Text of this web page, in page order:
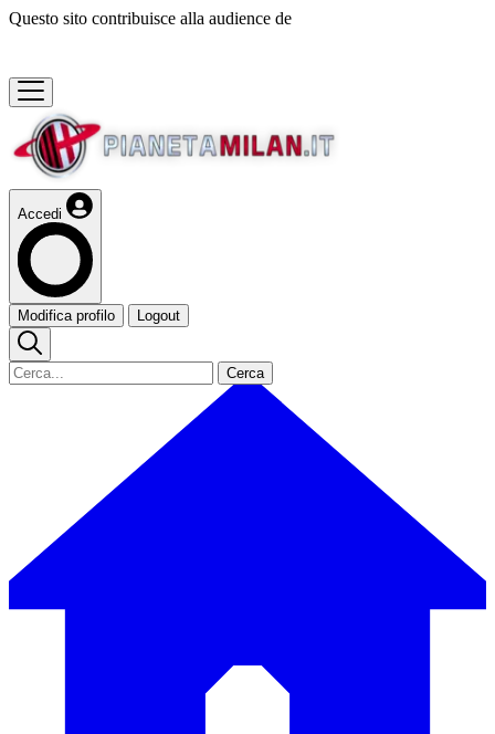
Questo sito contribuisce alla audience de
Accedi
Modifica profilo Logout
Cerca